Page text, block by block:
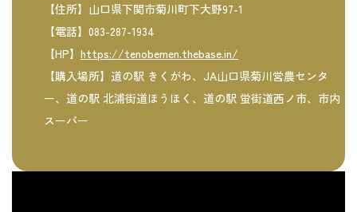
【住所】山口県下関市菊川町下大野97-1
【電話】083-287-1934
【HP】 https://tenobemen.thebase.in/
【購入場所】道の駅 きくがわ、JA山口県菊川営農センタ
ー、道の駅 北浦街道ほうほく、道の駅 蛍街道西ノ市、市内
スーパー